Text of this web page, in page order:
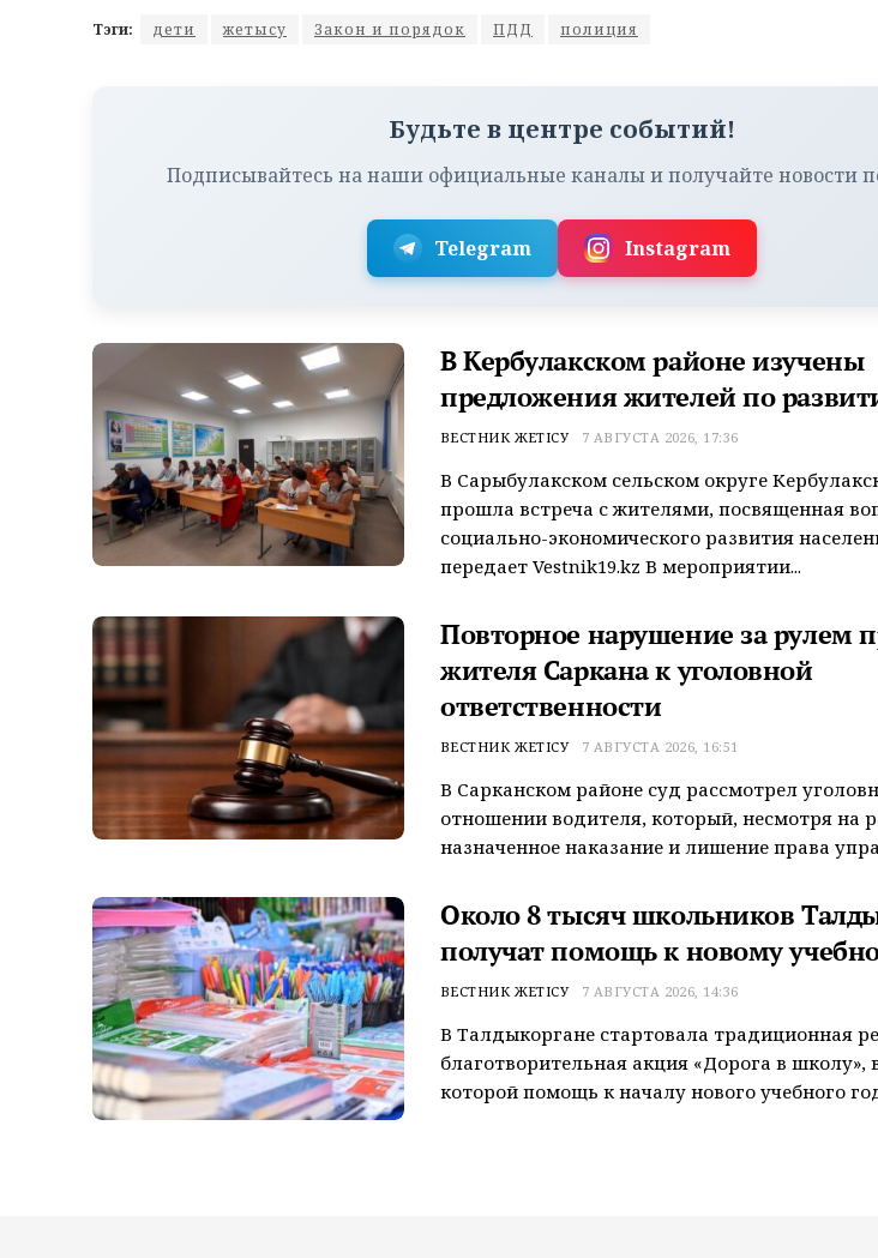
Тэги: дети жетысу Закон и порядок ПДД полиция
Будьте в центре событий!
Подписывайтесь на наши официальные каналы и получайте новости
Telegram Instagram
В Кербулакском районе изучены
предложения жителей по
ВЕСТНИК ЖЕТІСУ 7 АВГУСТА 2026, 17:36
В Сарыбулакском сельском округе
прошла встреча с жителями, посвященная
социально-экономического развития
передает Vestnik19.kz В мероприятии...
Повторное нарушение за рулем
жителя Саркана к уголовной
ответственности
ВЕСТНИК ЖЕТІСУ 7 АВГУСТА 2026, 16:51
В Сарканском районе суд рассмотрел
отношении водителя, который, несмотря на
назначенное наказание и лишение права
Около 8 тысяч школьников
получат помощь к новому
ВЕСТНИК ЖЕТІСУ 7 АВГУСТА 2026, 14:36
В Талдыкоргане стартовала традиционная
благотворительная акция «Дорога в школу»,
которой помощь к началу нового учебного